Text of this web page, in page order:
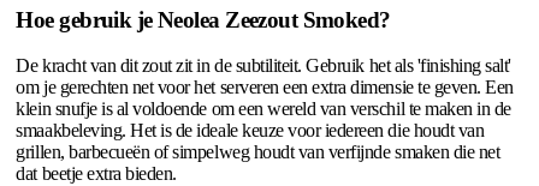
Hoe gebruik je Neolea Zeezout Smoked?
De kracht van dit zout zit in de subtiliteit. Gebruik het als 'finishing salt'
om je gerechten net voor het serveren een extra dimensie te geven. Een
klein snufje is al voldoende om een wereld van verschil te maken in de
smaakbeleving. Het is de ideale keuze voor iedereen die houdt van
grillen, barbecueën of simpelweg houdt van verfijnde smaken die net
dat beetje extra bieden.